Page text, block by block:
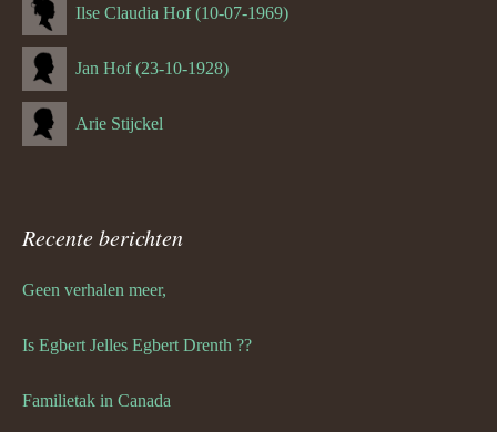
Ilse Claudia Hof (10-07-1969)
Jan Hof (23-10-1928)
Arie Stijckel
Recente berichten
Geen verhalen meer,
Is Egbert Jelles Egbert Drenth ??
Familietak in Canada